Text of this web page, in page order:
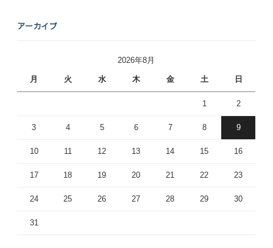
アーカイブ
2026年8月
月 火 水 木 金 土 日
1 2
3 4 5 6 7 8 9
10 11 12 13 14 15 16
17 18 19 20 21 22 23
24 25 26 27 28 29 30
31